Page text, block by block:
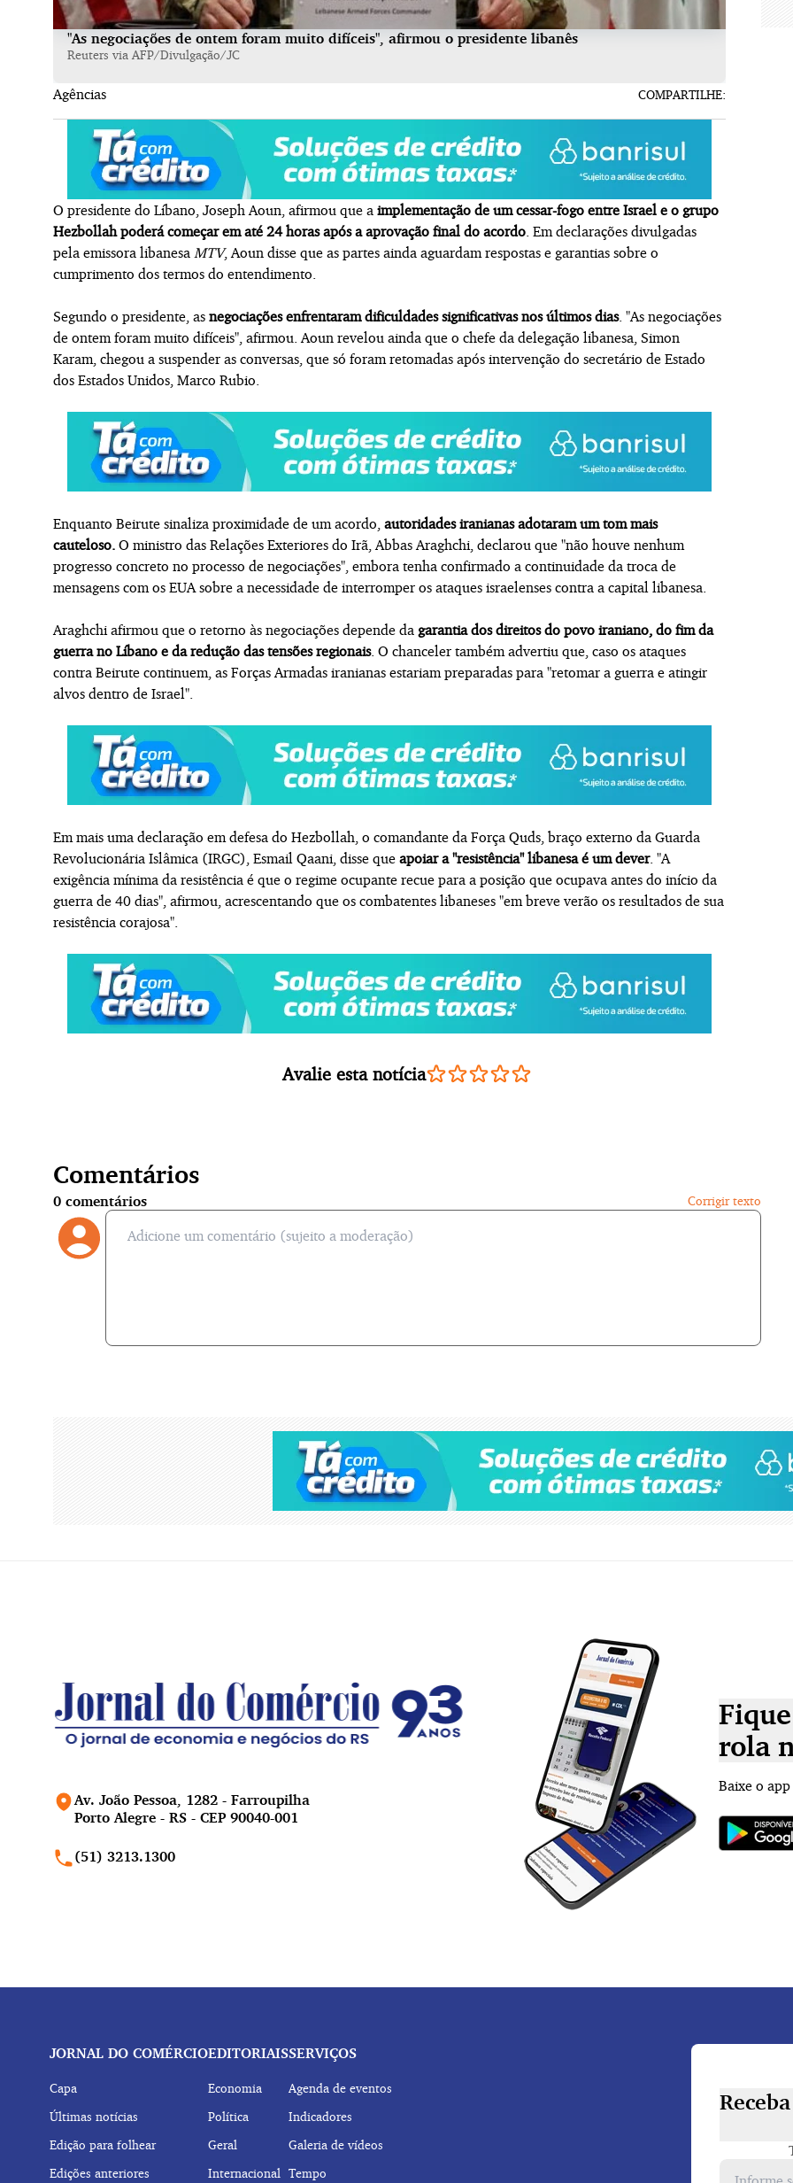
"As negociações de ontem foram muito difíceis", afirmou o presidente libanês
Reuters via AFP/Divulgação/JC
COMPARTILHE:
Agências
O presidente do Líbano, Joseph Aoun, afirmou que a implementação de um cessar-fogo entre Israel e o grupo
Hezbollah poderá começar em até 24 horas após a aprovação final do acordo. Em declarações divulgadas
pela emissora libanesa MTV, Aoun disse que as partes ainda aguardam respostas e garantias sobre o
cumprimento dos termos do entendimento.
Segundo o presidente, as negociações enfrentaram dificuldades significativas nos últimos dias. "As negociações
de ontem foram muito difíceis", afirmou. Aoun revelou ainda que o chefe da delegação libanesa, Simon
Karam, chegou a suspender as conversas, que só foram retomadas após intervenção do secretário de Estado
dos Estados Unidos, Marco Rubio.
Enquanto Beirute sinaliza proximidade de um acordo, autoridades iranianas adotaram um tom mais
cauteloso. O ministro das Relações Exteriores do Irã, Abbas Araghchi, declarou que "não houve nenhum
progresso concreto no processo de negociações", embora tenha confirmado a continuidade da troca de
mensagens com os EUA sobre a necessidade de interromper os ataques israelenses contra a capital libanesa.
Araghchi afirmou que o retorno às negociações depende da garantia dos direitos do povo iraniano, do fim da
guerra no Líbano e da redução das tensões regionais. O chanceler também advertiu que, caso os ataques
contra Beirute continuem, as Forças Armadas iranianas estariam preparadas para "retomar a guerra e atingir
alvos dentro de Israel".
Em mais uma declaração em defesa do Hezbollah, o comandante da Força Quds, braço externo da Guarda
Revolucionária Islâmica (IRGC), Esmail Qaani, disse que apoiar a "resistência" libanesa é um dever. "A
exigência mínima da resistência é que o regime ocupante recue para a posição que ocupava antes do início da
guerra de 40 dias", afirmou, acrescentando que os combatentes libaneses "em breve verão os resultados de sua
resistência corajosa".
Avalie esta notícia
Comentários
0 comentários Corrigir texto
Av. João Pessoa, 1282 - Farroupilha
Porto Alegre - RS - CEP 90040-001
(51) 3213.1300
rola
Baixe o
JORNAL DO COMÉRCIO
Capa
Últimas notícias
Edição para folhear
Edições anteriores
EDITORIAIS
Economia
Política
Geral
Internacional
SERVIÇOS
Agenda de eventos
Indicadores
Galeria de vídeos
Tempo